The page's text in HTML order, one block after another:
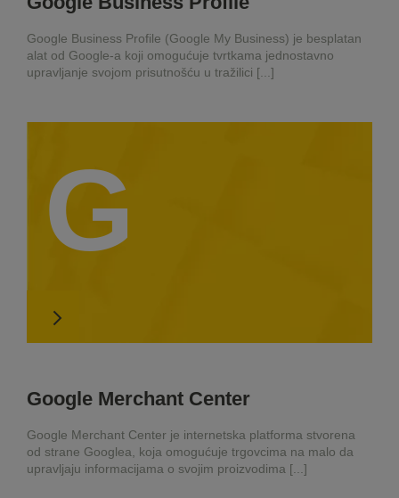
Google Business Profile (Google My Business) je besplatan
alat od Google-a koji omogućuje tvrtkama jednostavno
upravljanje svojom prisutnošću u tražilici [...]
G
Google Merchant Center
Google Merchant Center je internetska platforma stvorena
od strane Googlea, koja omogućuje trgovcima na malo da
upravljaju informacijama o svojim proizvodima [...]